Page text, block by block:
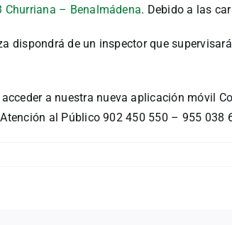
Churriana – Benalmádena. Debido a las
dispondrá de un inspector que
a nuestra nueva aplicación móvil
al Público 902 450 550 – 955 038